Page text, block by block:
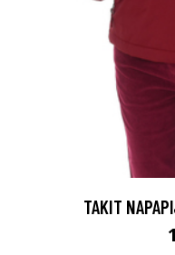
TAKIT